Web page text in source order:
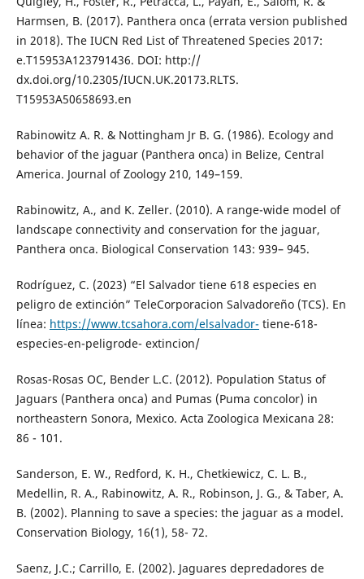
Harmsen, B. (2017). Panthera onca (errata version published
in 2018). The IUCN Red List of Threatened Species 2017:
e.T15953A123791436. DOI: http://
dx.doi.org/10.2305/IUCN.UK.20173.RLTS.
T15953A50658693.en
Rabinowitz A. R. & Nottingham Jr B. G. (1986). Ecology and
behavior of the jaguar (Panthera onca) in Belize, Central
America. Journal of Zoology 210, 149–159.
Rabinowitz, A., and K. Zeller. (2010). A range-wide model of
landscape connectivity and conservation for the jaguar,
Panthera onca. Biological Conservation 143: 939– 945.
Rodríguez, C. (2023) “El Salvador tiene 618 especies en
peligro de extinción” TeleCorporacion Salvadoreño (TCS). En
línea: https://www.tcsahora.com/elsalvador- tiene-618-
especies-en-peligrode- extincion/
Rosas-Rosas OC, Bender L.C. (2012). Population Status of
Jaguars (Panthera onca) and Pumas (Puma concolor) in
northeastern Sonora, Mexico. Acta Zoologica Mexicana 28:
86 - 101.
Sanderson, E. W., Redford, K. H., Chetkiewicz, C. L. B.,
Medellin, R. A., Rabinowitz, A. R., Robinson, J. G., & Taber, A.
B. (2002). Planning to save a species: the jaguar as a model.
Conservation Biology, 16(1), 58- 72.
Saenz, J.C.; Carrillo, E. (2002). Jaguares depredadores de